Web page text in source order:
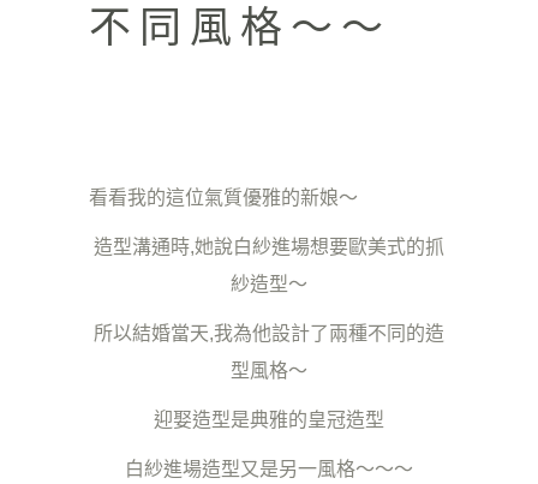
不同風格～～
看看我的這位氣質優雅的新娘～
造型溝通時,她說白紗進場想要歐美式的抓
紗造型～
所以結婚當天,我為他設計了兩種不同的造
型風格～
迎娶造型是典雅的皇冠造型
白紗進場造型又是另一風格～～～